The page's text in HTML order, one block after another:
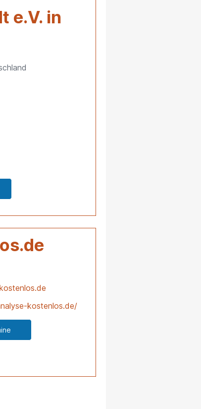
e.V. in
kostenlos.de/